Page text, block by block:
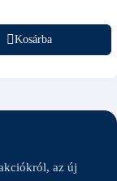
Kosárba
az új